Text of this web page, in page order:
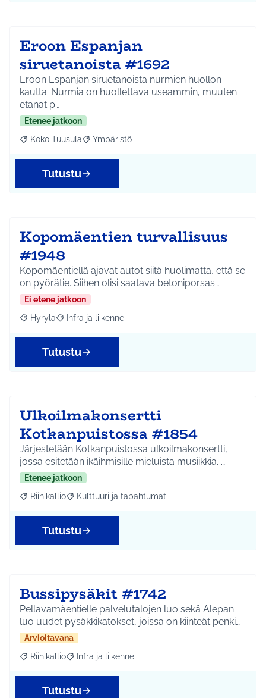
Eroon Espanjan
siruetanoista #1692
Eroon Espanjan siruetanoista nurmien huollon
kautta. Nurmia on huollettava useammin, muuten
etanat p…
Etenee jatkoon
Rajaa tulokset aihepiirin mukaan: Koko Tuusula
Koko Tuusula Rajaa tulokset teeman mukaan: Ympäristö
Ympäristö
Tutustu
Kopomäentien turvallisuus
#1948
Kopomäentiellä ajavat autot siitä huolimatta, että se
on pyörätie. Siihen olisi saatava betoniporsas…
Ei etene jatkoon
Rajaa tulokset aihepiirin mukaan: Hyrylä
Hyrylä Rajaa tulokset teeman mukaan: Infra ja liikenne
Infra ja liikenne
Tutustu
Ulkoilmakonsertti
Kotkanpuistossa #1854
Järjestetään Kotkanpuistossa ulkoilmakonsertti,
jossa esitetään ikäihmisille mieluista musiikkia. …
Etenee jatkoon
Rajaa tulokset aihepiirin mukaan: Riihikallio
Riihikallio Rajaa tulokset teeman mukaan: Kulttuuri ja
Kulttuuri ja tapahtumat
Tutustu
Bussipysäkit #1742
Pellavamäentielle palvelutalojen luo sekä Alepan
luo uudet pysäkkikatokset, joissa on kiinteät penki…
Arvioitavana
Rajaa tulokset aihepiirin mukaan: Riihikallio
Riihikallio Rajaa tulokset teeman mukaan: Infra ja liikenne
Infra ja liikenne
Tutustu